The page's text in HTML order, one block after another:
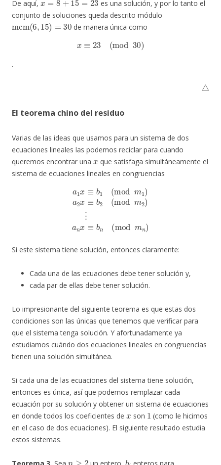
De aquí,
es una solución, y por lo tanto el
conjunto de soluciones queda descrito módulo
mcm(6, 15 )=30
de manera única como
x≡23 mod30)
.
△
El teorema chino del residuo
Varias de las ideas que usamos para un sistema de dos
ecuaciones lineales las podemos reciclar para cuando
queremos encontrar una
x
que satisfaga simultáneamente el
sistema de ecuaciones lineales en congruencias
m1 )a 2x ≡ (mod m2 )⋮
n)
Si este sistema tiene solución, entonces claramente:
Cada una de las ecuaciones debe tener solución y,
cada par de ellas debe tener solución.
Lo impresionante del siguiente teorema es que estas dos
condiciones son las únicas que tenemos que verificar para
que el sistema tenga solución. Y afortunadamente ya
estudiamos cuándo dos ecuaciones lineales en congruencias
tienen una solución simultánea.
Si cada una de las ecuaciones del sistema tiene solución,
entonces es única, así que podemos remplazar cada
ecuación por su solución y obtener un sistema de ecuaciones
en donde todos los coeficientes de
x
son
1
(como le hicimos
en el caso de dos ecuaciones). El siguiente resultado estudia
estos sistemas.
b